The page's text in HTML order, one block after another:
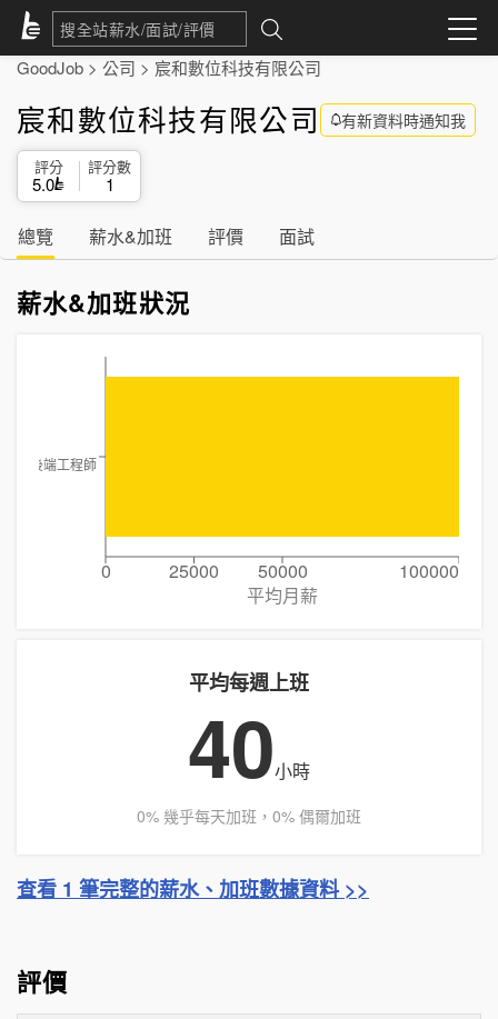
GoodJob > 公司 > 宸和數位科技有限公司
宸和數位科技有限公司 有新資料時通知我
評分
5.0
評分數
1
總覽 薪水&加班 評價 面試
薪水&加班狀況
0 25000 50000
100000
平均月薪
後端工程師
平均每週上班
40小時
0% 幾乎每天加班，0% 偶爾加班
查看 1 筆完整的薪水、加班數據資料 >>
評價